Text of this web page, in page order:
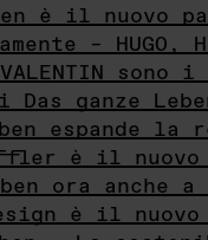
è il nuovo
– HUGO,
VALENTIN
di Das ganze
espande
è il nuovo
ora anche
è il nuovo